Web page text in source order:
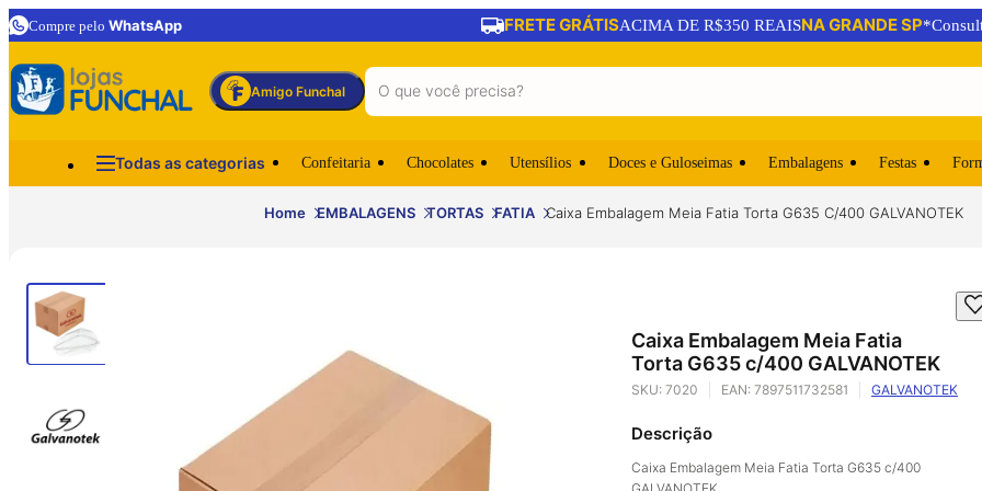
Compre pelo WhatsApp FRETE GRÁTISACIMA DE R$350 REAISNA GRANDE SP
Amigo Funchal
Todas as categorias Confeitaria Chocolates Utensílios Doces e Guloseimas Embalagens Festas
Home EMBALAGENS TORTAS FATIA Caixa Embalagem Meia Fatia Torta G635 C/400 GALVANOTEK
Caixa Embalagem Meia Fatia
Torta G635 c/400 GALVANOTEK
SKU: 7020 EAN: 7897511732581 GALVANOTEK
Descrição
Caixa Embalagem Meia Fatia Torta G635 c/400